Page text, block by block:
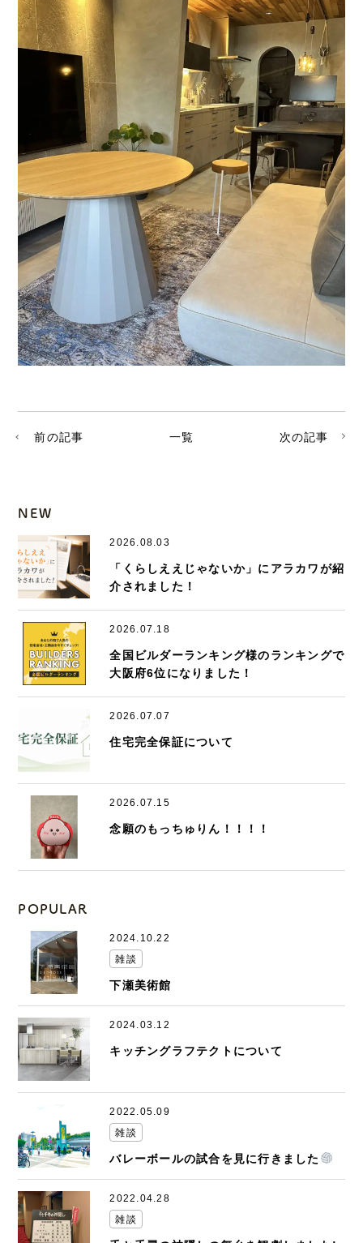
前の記事 一覧 次の記事
NEW
2026.08.03
「くらしええじゃないか」にアラカワが紹
介されました！
2026.07.18
全国ビルダーランキング様のランキングで
大阪府6位になりました！
2026.07.07
住宅完全保証について
2026.07.15
念願のもっちゅりん！！！！
POPULAR
2024.10.22
雑談
下瀬美術館
2024.03.12
キッチングラフテクトについて
2022.05.09
雑談
バレーボールの試合を見に行きました
2022.04.28
雑談